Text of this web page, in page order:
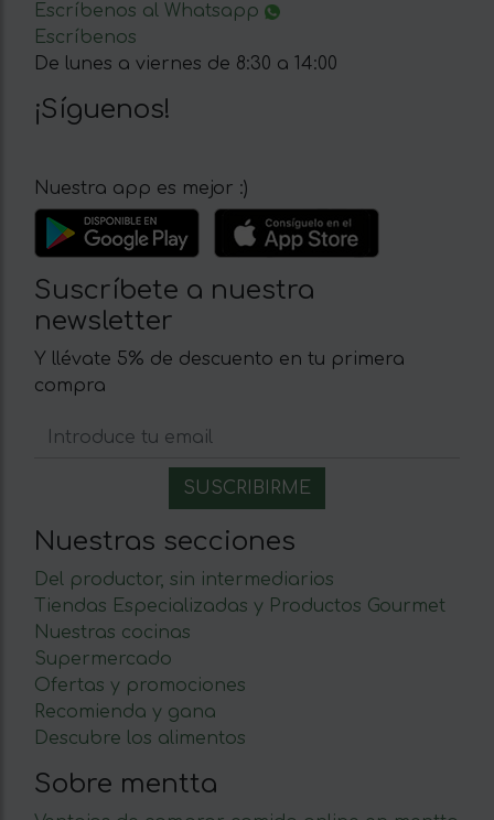
Escríbenos al Whatsapp
Escríbenos
De lunes a viernes de 8:30 a 14:00
¡Síguenos!
Nuestra app es mejor :)
Suscríbete a nuestra
newsletter
Y llévate 5% de descuento en tu primera
compra
Nuestras secciones
Del productor, sin intermediarios
Tiendas Especializadas y Productos Gourmet
Nuestras cocinas
Supermercado
Ofertas y promociones
Recomienda y gana
Descubre los alimentos
Sobre mentta